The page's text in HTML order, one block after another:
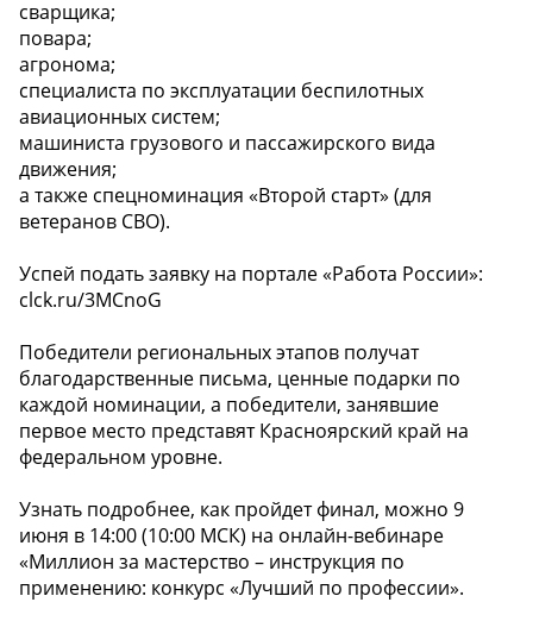
сварщика;
повара;
агронома;
специалиста по эксплуатации беспилотных
авиационных систем;
машиниста грузового и пассажирского вида
движения;
а также спецноминация «Второй старт» (для
ветеранов СВО).
Успей подать заявку на портале «Работа России»:
clck.ru/3MCnoG
Победители региональных этапов получат
благодарственные письма, ценные подарки по
каждой номинации, а победители, занявшие
первое место представят Красноярский край на
федеральном уровне.
Узнать подробнее, как пройдет финал, можно 9
июня в 14:00 (10:00 МСК) на онлайн-вебинаре
«Миллион за мастерство – инструкция по
применению: конкурс «Лучший по профессии».